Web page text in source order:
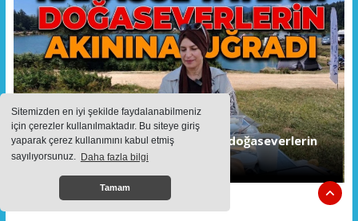
Sitemizden en iyi şekilde faydalanabilmeniz
için çerezler kullanılmaktadır. Bu siteye giriş
yaparak çerez kullanımını kabul etmiş
sayılıyorsunuz. Daha fazla bilgi
Tamam
Karagöl Yaylası hafta sonunda doğaseverlerin
akınına uğradı